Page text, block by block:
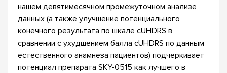
нашем девятимесячном промежуточном анализе
данных (а также улучшение потенциального
конечного результата по шкале cUHDRS в
сравнении с ухудшением балла cUHDRS по данным
естественного анамнеза пациентов) подчеркивает
потенциал препарата SKY-0515 как лучшего в